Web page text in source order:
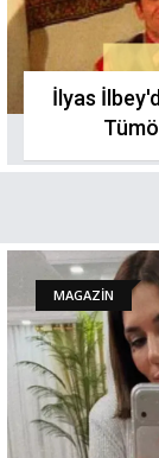
İlyas
MAGAZİN